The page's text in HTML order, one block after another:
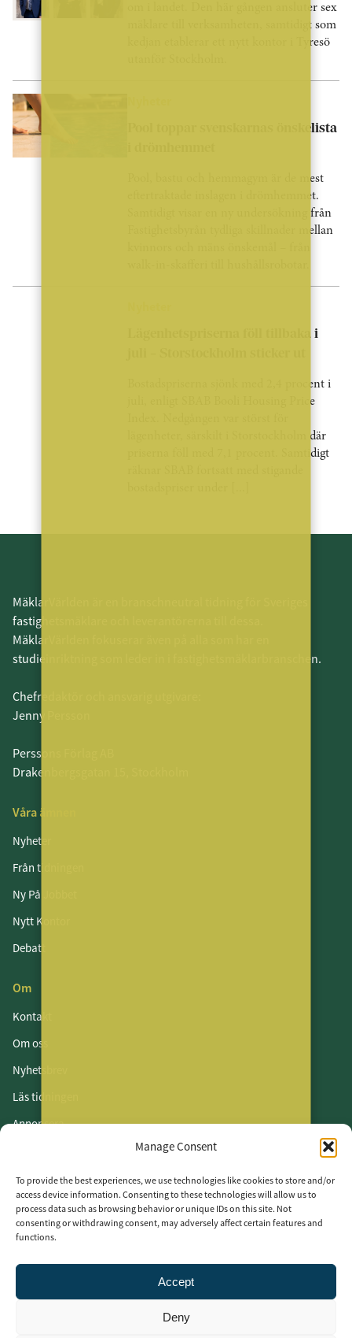
Manage Consent
To provide the best experiences, we use technologies like cookies to store and/or
access device information. Consenting to these technologies will allow us to
process data such as browsing behavior or unique IDs on this site. Not
consenting or withdrawing consent, may adversely affect certain features and
functions.
Accept
Deny
om i landet. Den här gången ansluter sex
mäklare till verksamheten, samtidigt som
kedjan etablerar ett nytt kontor i Tyresö
Pool toppar svenskarnas önskelista
Pool, bastu och hemmagym är de mest
eftertraktade inslagen i drömhemmet.
Samtidigt visar en ny undersökning från
Fastighetsbyrån tydliga skillnader mellan
Lägenhetspriserna föll tillbaka i
Bostadspriserna sjönk med 2,4 procent i
juli, enligt SBAB Booli Housing Price
lägenheter, särskilt i Storstockholm där
priserna föll med 7,1 procent. Samtidigt
MäklarVärlden är en branschneutral tidning för Sveriges
fastighetsmäklare och leverantörerna till dessa.
MäklarVärlden fokuserar även på alla som har en
studieinriktning som leder in i fastighetsmäklarbranschen.
Chefredaktör och ansvarig utgivare:
Jenny Persson
Perssons Förlag AB
Drakenbergsgatan 15, Stockholm
Våra ämnen
Nyheter
Från tidningen
Ny På Jobbet
Nytt Kontor
Debatt
Om
Kontakt
Om oss
Nyhetsbrev
Läs tidningen
Annonsera
Vår integritetspolicy
Följ oss
LinkedIn
Facebook
Instagram